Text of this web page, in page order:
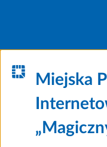
Miejska